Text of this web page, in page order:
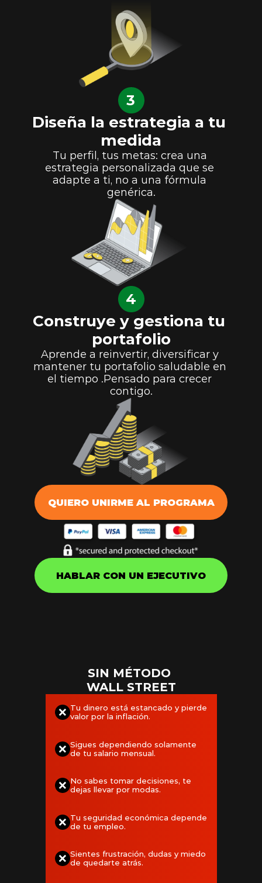
3
Diseña la estrategia a tu
medida
Tu perfil, tus metas: crea una
estrategia personalizada que se
adapte a ti, no a una fórmula
genérica.
4
Construye y gestiona tu
portafolio
Aprende a reinvertir, diversificar y
mantener tu portafolio saludable en
el tiempo .Pensado para crecer
contigo.
QUIERO UNIRME AL PROGRAMA
HABLAR CON UN EJECUTIVO
SIN MÉTODO
WALL STREET
Tu dinero está estancado y pierde
valor por la inflación.
Sigues dependiendo solamente
de tu salario mensual.
No sabes tomar decisiones, te
dejas llevar por modas.
Tu seguridad económica depende
de tu empleo.
Sientes frustración, dudas y miedo
de quedarte atrás.